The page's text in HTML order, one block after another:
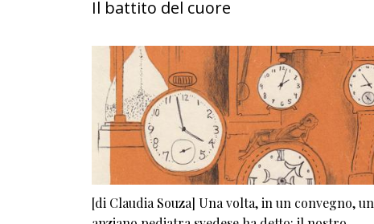
Il battito del cuore
[di Claudia Souza] Una volta, in un convegno, un